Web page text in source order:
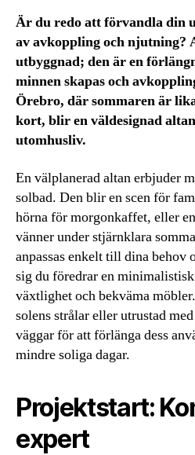
Är du redo att förvandla din
av avkoppling och njutning?
utbyggnad; den är en
minnen skapas och
Örebro, där sommaren är
kort, blir en väldesignad
utomhusliv.
En välplanerad altan erbjuder
solbad. Den blir en scen för
hörna för morgonkaffet, eller
vänner under stjärnklara
anpassas enkelt till dina behov
sig du föredrar en
växtlighet och bekväma
solens strålar eller utrustad
väggar för att förlänga dess
mindre soliga dagar.
Projektstart:
expert